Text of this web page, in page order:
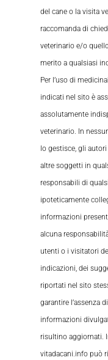
del cane o la visita
raccomanda di
veterinario e/o
merito a qualsiasi
Per l’uso di
indicati nel sito è
assolutamente
veterinario. In
lo gestisce, gli
altre soggetti in
responsabili di
ipoteticamente
informazioni
alcuna
utenti o i visitatori
indicazioni, dei
riportati nel sito
garantire l’assenza
informazioni
risultino aggiornati.
vitadacani.info può